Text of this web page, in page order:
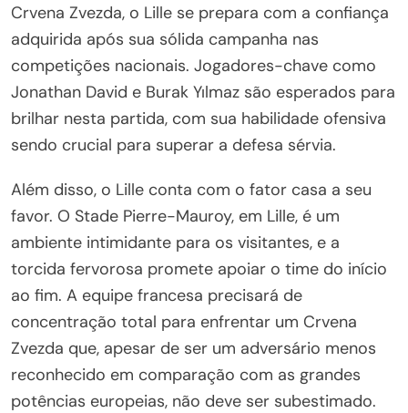
Crvena Zvezda, o Lille se prepara com a confiança
adquirida após sua sólida campanha nas
competições nacionais. Jogadores-chave como
Jonathan David e Burak Yılmaz são esperados para
brilhar nesta partida, com sua habilidade ofensiva
sendo crucial para superar a defesa sérvia.
Além disso, o Lille conta com o fator casa a seu
favor. O Stade Pierre-Mauroy, em Lille, é um
ambiente intimidante para os visitantes, e a
torcida fervorosa promete apoiar o time do início
ao fim. A equipe francesa precisará de
concentração total para enfrentar um Crvena
Zvezda que, apesar de ser um adversário menos
reconhecido em comparação com as grandes
potências europeias, não deve ser subestimado.